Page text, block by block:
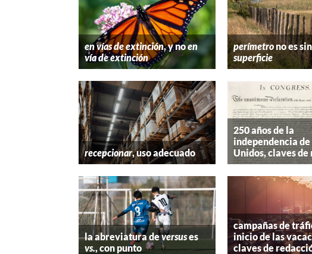
en vías de extinción, y noen
vía de extinción
perímetrono es
superficie
recepcionar, uso adecuado
250 años de la
independencia de
Unidos, claves
la abreviatura deversuses
vs., con punto
campañas de
inicio de las
claves de